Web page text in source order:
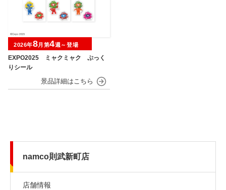
EXPO2025 ミャクミャク ぷっく
りシール
2026年8月第4週～登場
namco則武新町店
店舗情報